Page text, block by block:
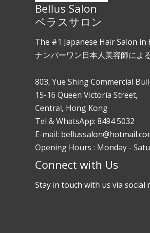
Bellus Salon
ベラスサロン
The #1 Japanese Hair Salon in
ナンバーワン日本人美容師によ
803, Yue Shing Commercial
15-16 Queen Victoria Street,
Central, Hong Kong
Tel & WhatsApp: 8494 5032
E-mail:
Opening Hours : Monday -
Connect with Us
Stay in touch with us via social